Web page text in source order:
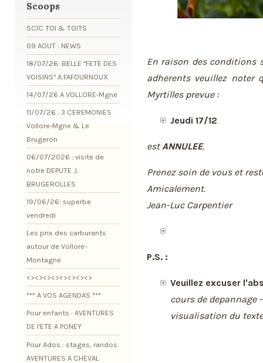
En raison des conditions
adherents veuillez noter
Myrtilles prevue :
Jeudi 17/12
estANNULEE.
Prenez soin de vous et
Amicalement.
Jean-Luc Carpentier
P.S. :
Veuillez excuser
cours de depannage
visualisation du texte
Scoops
SCIC TOI & TOITS
09 AOUT : NEWS
18/07/26: BELLE "FETE DES
VOISINS" A FAFOURNOUX
14/07/26 A VOLLORE-Mgne
11/07/26 : 3 CEREMONIES
Vollore-Mgne & Le
Brugeron
06/07/2026 : visite de
notre DEPUTE J.
BRUGEROLLES
19/06/26: superbe
vendredi
Les prix des carburants
autour de Vollore-
Montagne
<><><><><><><><>
*** A VOS AGENDAS ***
Pour enfants : AVENTURES
DE l'ETE A PONEY
Pour Ados : stages, randos
AVENTURES A CHEVAL